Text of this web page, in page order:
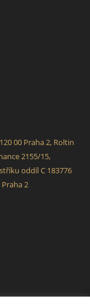
00 Praha 2, Roltin
2155/15,
oddíl C 183776
2